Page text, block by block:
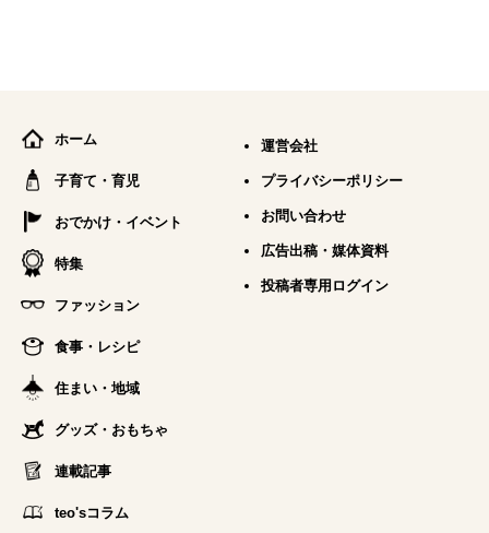
ホーム
子育て・育児
おでかけ・イベント
特集
ファッション
食事・レシピ
住まい・地域
グッズ・おもちゃ
連載記事
teo'sコラム
運営会社
プライバシーポリシー
お問い合わせ
広告出稿・媒体資料
投稿者専用ログイン